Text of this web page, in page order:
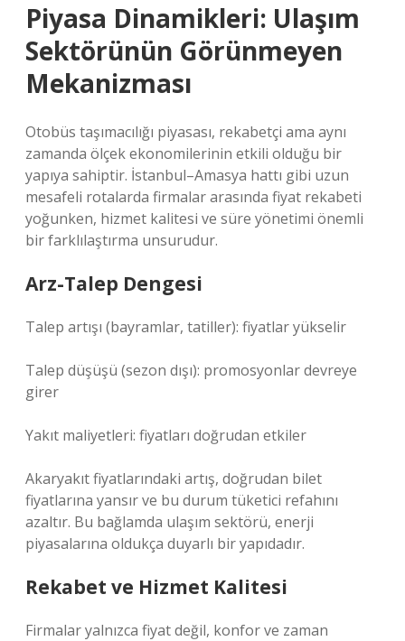
Piyasa Dinamikleri: Ulaşım
Sektörünün Görünmeyen
Mekanizması
Otobüs taşımacılığı piyasası, rekabetçi ama aynı
zamanda ölçek ekonomilerinin etkili olduğu bir
yapıya sahiptir. İstanbul–Amasya hattı gibi uzun
mesafeli rotalarda firmalar arasında fiyat rekabeti
yoğunken, hizmet kalitesi ve süre yönetimi önemli
bir farklılaştırma unsurudur.
Arz-Talep Dengesi
Talep artışı (bayramlar, tatiller): fiyatlar yükselir
Talep düşüşü (sezon dışı): promosyonlar devreye
girer
Yakıt maliyetleri: fiyatları doğrudan etkiler
Akaryakıt fiyatlarındaki artış, doğrudan bilet
fiyatlarına yansır ve bu durum tüketici refahını
azaltır. Bu bağlamda ulaşım sektörü, enerji
piyasalarına oldukça duyarlı bir yapıdadır.
Rekabet ve Hizmet Kalitesi
Firmalar yalnızca fiyat değil, konfor ve zaman